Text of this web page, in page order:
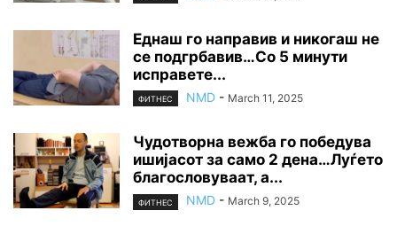
Еднаш го направив и никогаш не
се подгрбавив…Со 5 минути
исправете...
ФИТНЕС NMD - March 11, 2025
Чудотворна вежба го победува
ишијасот за само 2 дена…Луѓето
благословуваат, а...
ФИТНЕС NMD - March 9, 2025